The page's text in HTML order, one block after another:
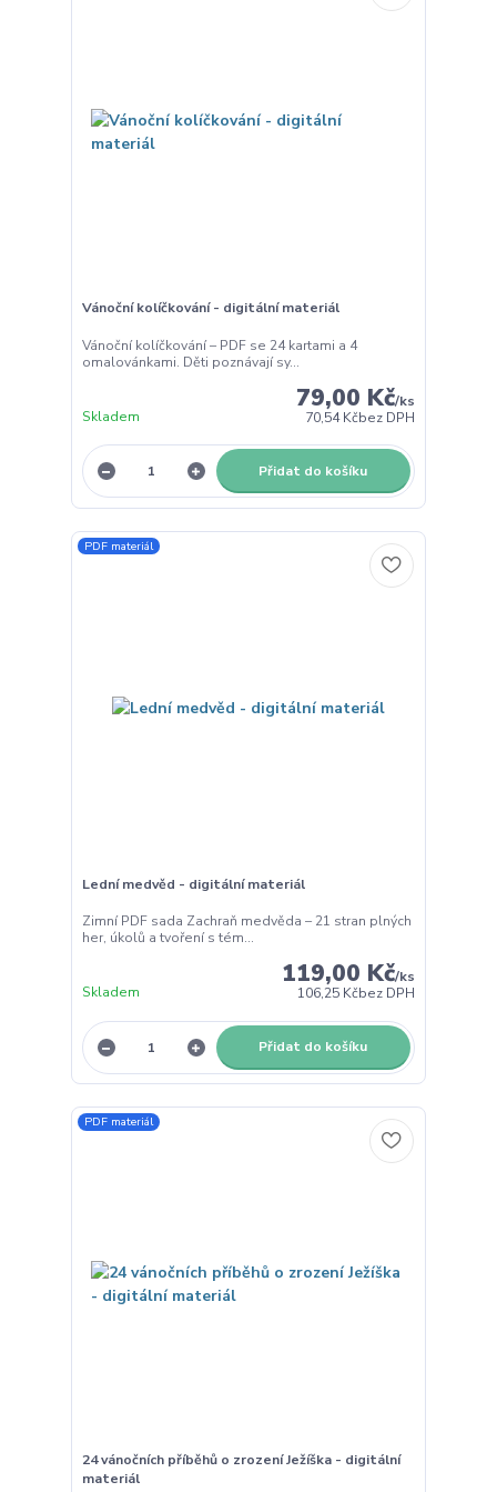
Vánoční kolíčkování - digitální materiál
Vánoční kolíčkování – PDF se 24 kartami a 4
omalovánkami. Děti poznávají sy...
79,00 Kč/ks
70,54 Kčbez DPH
Skladem
Přidat do košíku
PDF materiál
Lední medvěd - digitální materiál
Zimní PDF sada Zachraň medvěda – 21 stran plných
her, úkolů a tvoření s tém...
119,00 Kč/ks
106,25 Kčbez DPH
Skladem
Přidat do košíku
PDF materiál
24 vánočních příběhů o zrození Ježíška - digitální
materiál